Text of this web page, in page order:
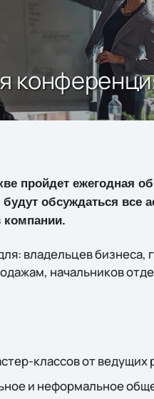
пройдет ежегодная
обсуждаться все
компании.
владельцев
начальников
классов от ведущих
и неформальное